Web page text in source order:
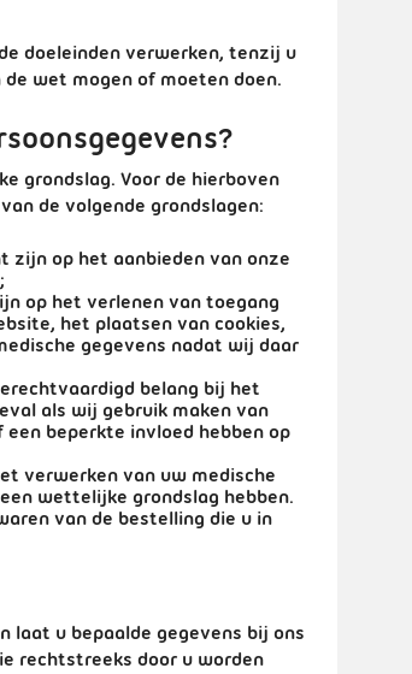
doeleinden verwerken, tenzij u
wet mogen of moeten doen.
grondslag. Voor de hierboven
de volgende grondslagen:
zijn op het aanbieden van onze
op het verlenen van toegang
het plaatsen van cookies,
gegevens nadat wij daar
belang bij het
als wij gebruik maken van
beperkte invloed hebben op
verwerken van uw medische
wettelijke grondslag hebben.
van de bestelling die u in
laat u bepaalde gegevens bij ons
rechtstreeks door u worden